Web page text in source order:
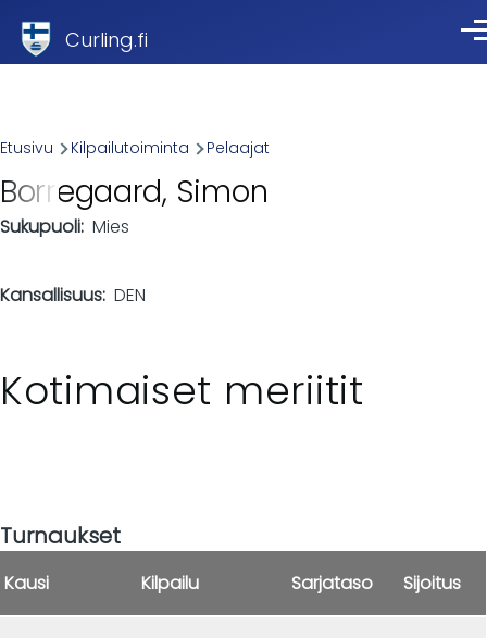
Curling.fi
Breadcrumb
Etusivu Kilpailutoiminta Pelaajat
Borregaard, Simon
Sukupuoli Mies
Kansallisuus DEN
Kotimaiset meriitit
Turnaukset
Kausi Kilpailu Sarjataso Sijoitus